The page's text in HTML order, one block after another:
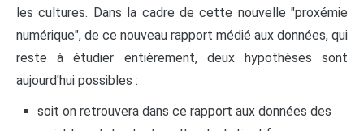
les cultures. Dans la cadre de cette nouvelle "proxémie
numérique", de ce nouveau rapport médié aux données, qui
reste à étudier entièrement, deux hypothèses sont
aujourd'hui possibles :
soit on retrouvera dans ce rapport aux données des